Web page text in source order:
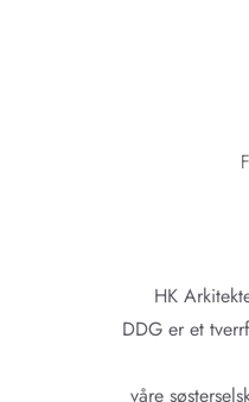
HK
DDG er et
våre